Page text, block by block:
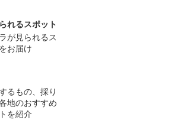
れるスポット
が見られるス
お届け
るもの、採り
地のおすすめ
を紹介